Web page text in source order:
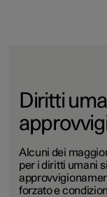
Diritti
Alcuni dei
per i diritti umani
forzato e